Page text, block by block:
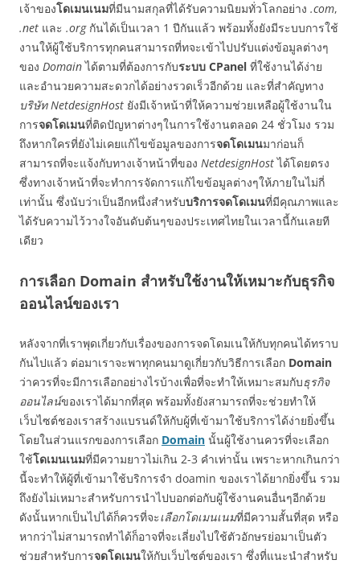
เจ้าของโดเมนเนมที่มีนามสกุลที่ได้รับความนิยมทั่วโลกอย่าง .com,
.net และ .orgกันได้เป็นเวลา 1 ปีกันแล้ว พร้อมทั้งยังมีระบบการใช้
งานให้ผู้ใช้บริการทุกคนสามารถที่ทจะเข้าไปปรับแต่งข้อมูลต่างๆ
ของ Domainได้ตามที่ต้องการกับระบบ CPanel ที่ใช้งานได้ง่าย
และอำนวยความสะดวกได้อย่างรวดเร็วอีกด้วย และที่สำคัญทาง
บริษัท NetdesignHost ยังมีเจ้าหน้าที่ให้ความช่วยเหลือผู้ใช้งานใน
การจดโดเมนที่ติดปัญหาต่างๆในการใช้งานตลอด 24 ชั่วโมง รวม
ถึงหากใครที่ยังไม่เคยแก้ไขข้อมูลของการจดโดเมนมาก่อนก็
สามารถที่จะแจ้งกับทางเจ้าหน้าที่ของ NetdesignHostได้โดยตรง
ซึ่งทางเจ้าหน้าที่จะทำการจัดการแก้ไขข้อมูลต่างๆให้ภายในไม่กี่
เท่านั้น ซึ่งนับว่าเป็นอีกหนึ่งสำหรับบริการจดโดเมนที่มีคุณภาพและ
ได้รับความไว้วางใจอันดับต้นๆของประเทศไทยในเวลานี้กันเลยที
เดียว
การเลือก Domain สำหรับใช้งานให้เหมาะกับธุรกิจ
ออนไลน์ของเรา
หลังจากที่เราพุดเกี่ยวกับเรื่องของการจดโดมเนให้กับทุกคนได้ทราบ
กันไปแล้ว ต่อมาเราจะพาทุกคนมาดูเกี่ยวกับวิธีการเลือก Domain
ว่าควรที่จะมีการเลือกอย่างไรบ้างเพื่อที่จะทำให้เหมาะสมกับธุรกิจ
ออนไลน์ของเราได้มากที่สุด พร้อมทั้งยังสามารถที่จะช่วยทำให้
เว็บไซต์ชองเราสร้างแบรนด์ให้กับผู้ที่เข้ามาใช้บริการได้ง่ายยิ่งขึ้น
โดยในส่วนแรกของการเลือก Domain นั้นผู้ใช้งานควรที่จะเลือก
ใช้โดเมนเนมที่มีความยาวไม่เกิน 2-3 คำเท่านั้น เพราะหากเกินกว่า
นี้จะทำให้ผู้ที่เข้ามาใช้บริการจำ doamin ของเราได้ยากยิ่งขึ้น รวม
ถึงยังไม่เหมาะสำหรับการนำไปบอกต่อกับผู้ใช้งานคนอื่นๆอีกด้วย
ดังนั้นหากเป็นไปได้ก็ควรที่จะเลือกโดเมนเนมที่มีความสั้นที่สุด หรือ
หากว่าไม่สามารถทำได้ก็อาจที่จะเลี่ยงไปใช้ตัวอักษรย่อมาเป็นตัว
ช่วยสำหรับการจดโดเมนให้กับเว็บไซต์ของเรา ซึ่งที่แนะนำสำหรับ